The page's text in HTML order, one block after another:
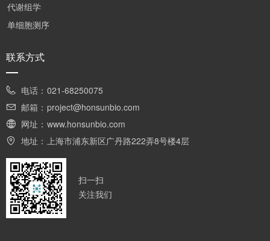
联系方式
电话： 021-68250075
邮箱： project@honsunbio.com
网址： www.honsunbio.com
地址： 上海市浦东新区广丹路222弄8号楼4层
扫一扫
关注我们
代谢组学
单细胞测序